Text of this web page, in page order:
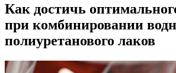
Как достичь
при комбинировании
полиуретанового лаков